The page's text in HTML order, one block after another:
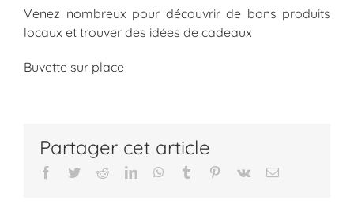
Venez nombreux pour découvrir de bons produits
locaux et trouver des idées de cadeaux
Buvette sur place
Partager cet article
Facebook
TwitterRedditLinkedInWhatsApp
Tumblr Pinterest
Vk Email